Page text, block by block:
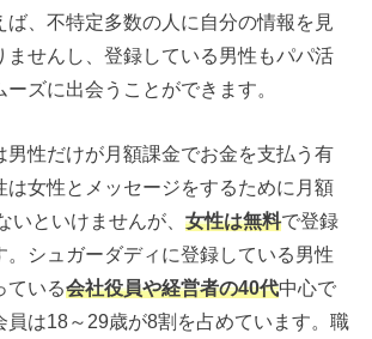
ば、不特定多数の人に自分の情報を見
ませんし、登録している男性もパパ活
ズに出会うことができます。
男性だけが月額課金でお金を支払う有
は女性とメッセージをするために月額
いといけませんが、女性は無料で登録
。シュガーダディに登録している男性
ている会社役員や経営者の40代中心で
員は18～29歳が8割を占めています。職